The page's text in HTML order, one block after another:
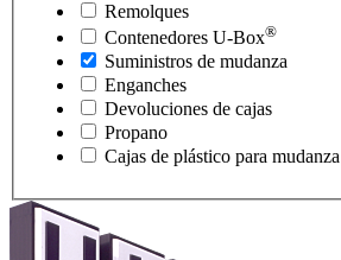
Remolques
Contenedores U-Box®
Suministros de mudanza
Enganches
Devoluciones de cajas
Propano
Cajas de plástico para mudanza